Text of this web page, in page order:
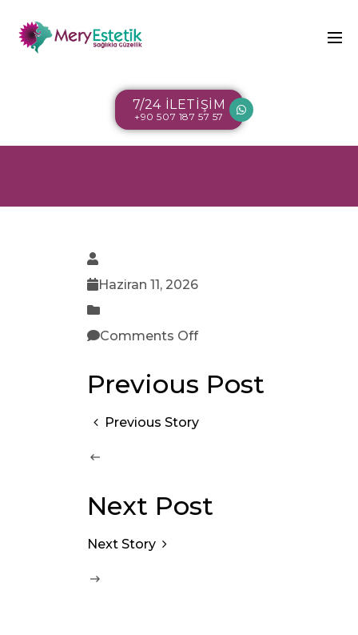
7/24 İLETİŞİM
+90 507 187 57 57
Haziran 11, 2026
Comments Off
Previous Post
Previous Story
Next Post
Next Story